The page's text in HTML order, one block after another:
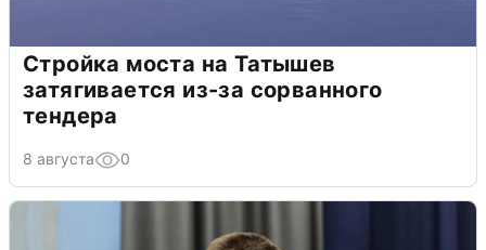
Стройка моста на Татышев
затягивается из-за сорванного
тендера
8 августа 0